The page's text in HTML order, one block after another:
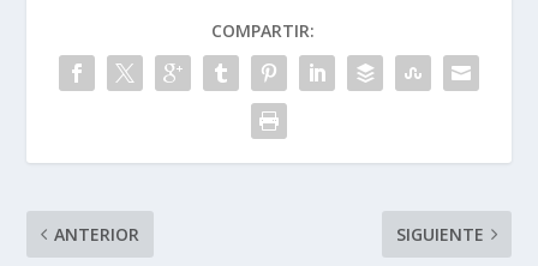
COMPARTIR:
ANTERIOR SIGUIENTE